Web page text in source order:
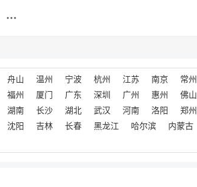
舟山 温州 宁波 杭州 江苏 南京 常州
福州 厦门 广东 深圳 广州 惠州 佛山
湖南 长沙 湖北 武汉 河南 洛阳 郑州
沈阳 吉林 长春 黑龙江 哈尔滨 内蒙古